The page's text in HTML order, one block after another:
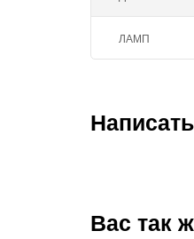
ЛАМП
Вас так